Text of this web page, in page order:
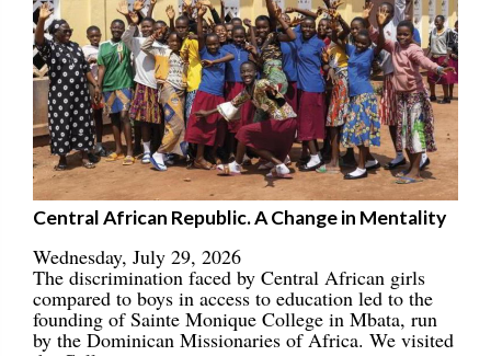
Central African Republic. A Change in Mentality
Wednesday, July 29, 2026
The discrimination faced by Central African girls
compared to boys in access to education led to the
founding of Sainte Monique College in Mbata, run
by the Dominican Missionaries of Africa. We visited